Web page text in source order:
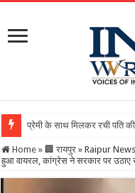
Home » 🏢 रायपुर » Raipur News
हुआ वायरल, कांग्रेस ने सरकार पर उठाए